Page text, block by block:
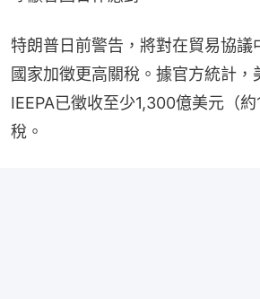
特朗普日前警告，將對在貿易協議
國家加徵更高關稅。據官方統計，
IEEPA已徵收至少1,300億美元（
稅。